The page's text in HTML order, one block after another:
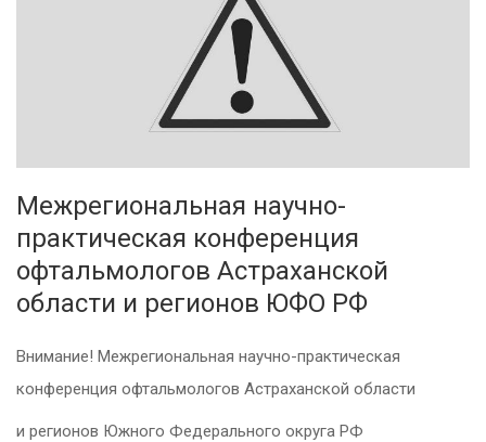
Межрегиональная научно-
практическая конференция
офтальмологов Астраханской
области и регионов ЮФО РФ
Внимание! Межрегиональная научно-практическая
конференция офтальмологов Астраханской области
и регионов Южного Федерального округа РФ